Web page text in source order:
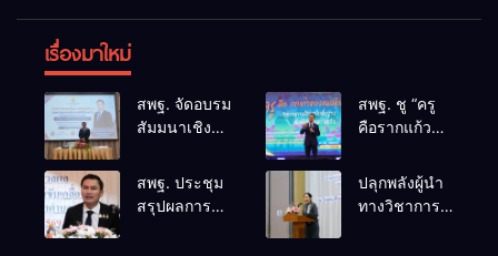
เรื่องมาใหม่
สพฐ. จัดอบรม
สัมมนาเชิง
การดำเนิน
การทางวินัย
อย่างร้ายแรง
สพฐ. ชู “ครู
คือรากแก้ว
ขับเคลื่อนการ
ศึกษาชาติ
สพฐ. ประชุม
สรุปผลการ
ปลุกพลังผู้นำ
ทางวิชาการ